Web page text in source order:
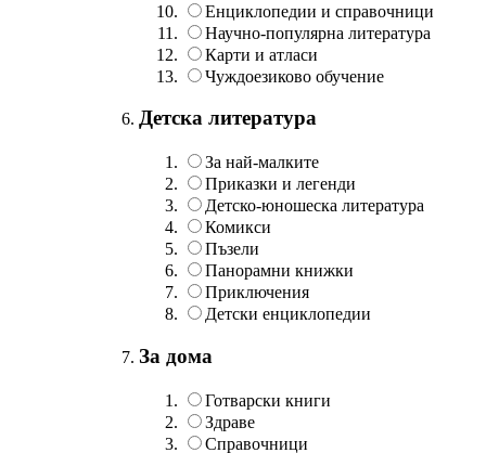
Енциклопедии и справочници
Научно-популярна литература
Карти и атласи
Чуждоезиково обучение
Детска литература
За най-малките
Приказки и легенди
Детско-юношеска литература
Комикси
Пъзели
Панорамни книжки
Приключения
Детски енциклопедии
За дома
Готварски книги
Здраве
Справочници